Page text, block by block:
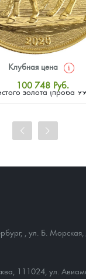
золота (проба
Клубная цена
100 748 Руб.
Стандартная цена
Цена выкупа
ул. Б.
111024, ул.